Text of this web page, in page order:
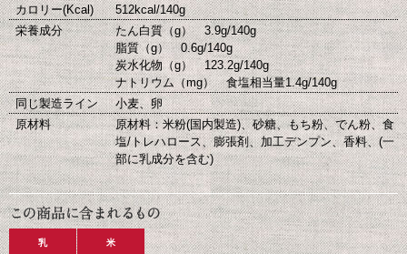
カロリー(Kcal)
512kcal/140g
栄養成分
たん白質（g） 3.9g/140g
脂質（g） 0.6g/140g
炭水化物（g） 123.2g/140g
ナトリウム（mg） 食塩相当量1.4g/140g
同じ製造ライン
小麦、卵
原材料
原材料：米粉(国内製造)、砂糖、もち粉、でん粉、食
塩/トレハロース、膨張剤、加工デンプン、香料、(一
部に乳成分を含む)
乳 米